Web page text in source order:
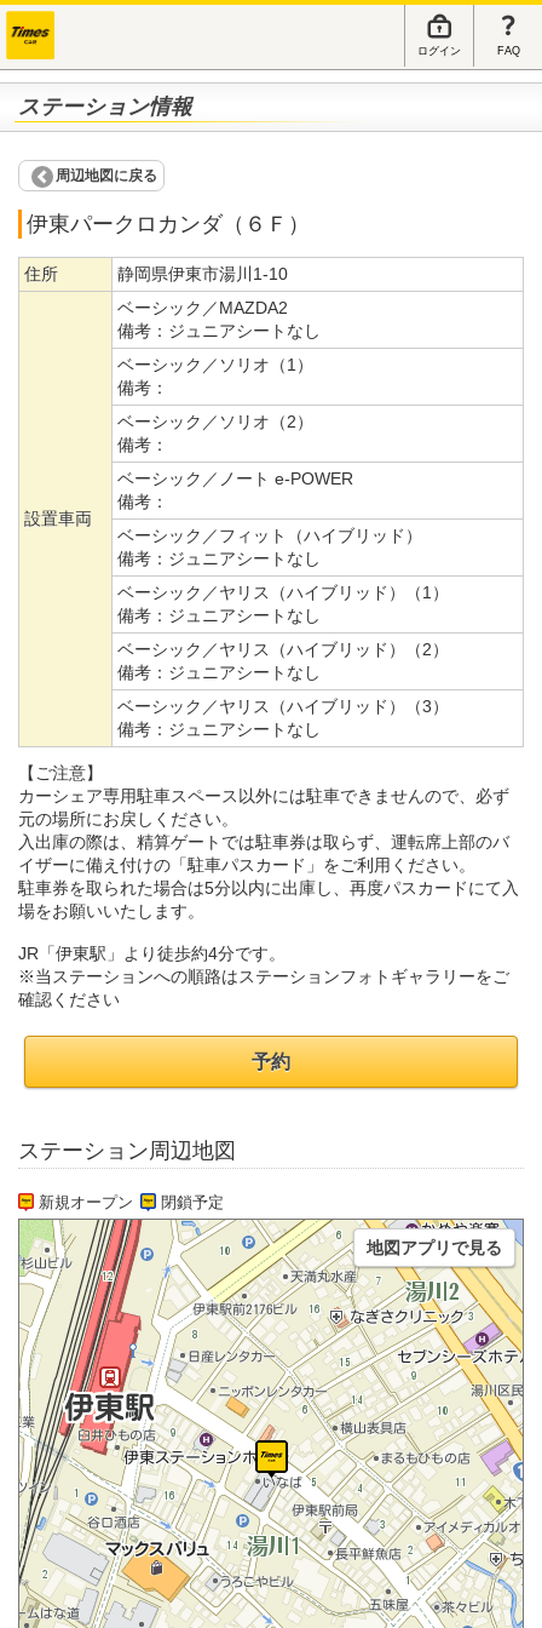
ログイン FAQ
ステーション情報
周辺地図に戻る
伊東パークロカンダ（６Ｆ）
住所 静岡県伊東市湯川1-10
設置車両
ベーシック／MAZDA2
備考： ジュニアシートなし
ベーシック／ソリオ（1）
備考：
ベーシック／ソリオ（2）
備考：
ベーシック／ノート e-POWER
備考：
ベーシック／フィット（ハイブリッド）
備考： ジュニアシートなし
ベーシック／ヤリス（ハイブリッド）（1）
備考： ジュニアシートなし
ベーシック／ヤリス（ハイブリッド）（2）
備考： ジュニアシートなし
ベーシック／ヤリス（ハイブリッド）（3）
備考： ジュニアシートなし
【ご注意】
カーシェア専用駐車スペース以外には駐車できませんので、必ず
元の場所にお戻しください。
入出庫の際は、精算ゲートでは駐車券は取らず、運転席上部のバ
イザーに備え付けの「駐車パスカード」をご利用ください。
駐車券を取られた場合は5分以内に出庫し、再度パスカードにて入
場をお願いいたします。
JR「伊東駅」より徒歩約4分です。
※当ステーションへの順路はステーションフォトギャラリーをご
確認ください
予約
ステーション周辺地図
新規オープン 閉鎖予定
地図アプリで見る